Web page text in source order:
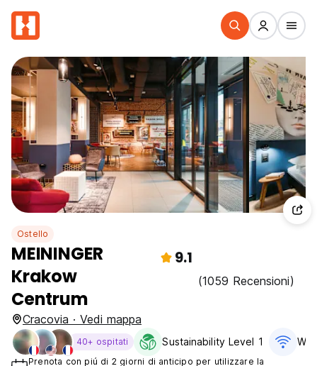
Ostello
MEININGER
Krakow
Centrum
9.1
(1059 Recensioni)
Cracovia · Vedi mappa
40+ ospitati Sustainability Level 1
Prenota con piú di 2 giorni di anticipo per utilizzare la